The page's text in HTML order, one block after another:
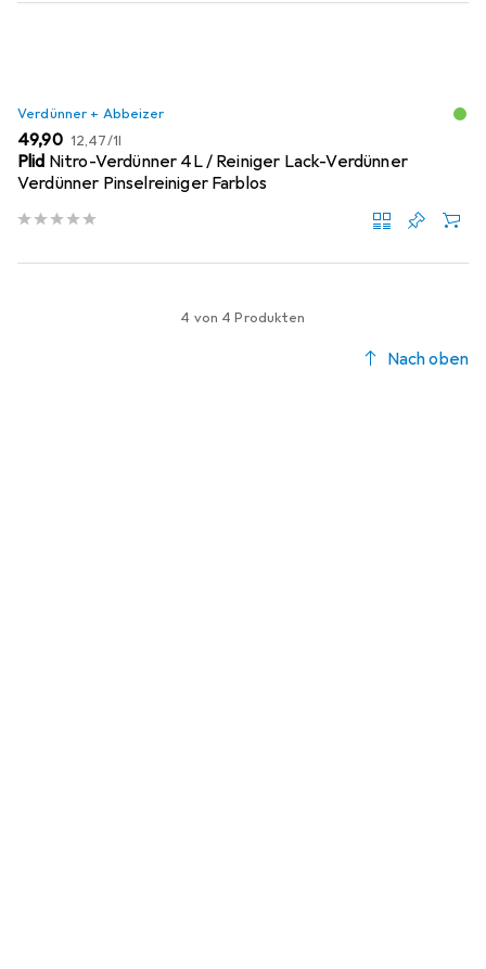
Verdünner + Abbeizer
EUR
49,90 EUR
12,47/1l
Plid Nitro-Verdünner 4L / Reiniger Lack-Verdünner
Verdünner Pinselreiniger Farblos
4 von 4 Produkten
Nach oben